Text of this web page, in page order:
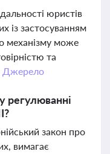
юристів
із застосуванням
механізму може
та
Джерело
регулюванні
закон про
вимагає